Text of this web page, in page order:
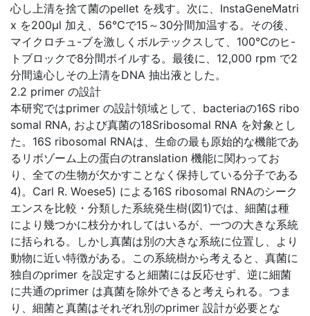
心し上清を捨て菌のpellet を残す。次に、InstaGeneMatri
x を200μl 加え、56℃で15～30分間加温する。その後、
マイクロチュ-ブを激しくボルテックスして、100℃のヒ-
トブロックで8分間ボイルする。最後に、12,000 rpm で2
分間遠心しその上清をDNA 抽出液とした。
2.2 primer の設計
本研究ではprimer の設計領域として、bacteriaの16S ribo
somal RNA, および真菌の18Sribosomal RNA を対象とし
た。16S ribosomal RNAは、生命の最も原始的な機能であ
るリボゾーム上の蛋白のtranslation 機能に関わってお
り、全ての生物が欠かすことなく保持している分子である
4)。Carl R. Woese5) による16S ribosomal RNAのシーク
エンスを比較・分類した系統発生樹(図1)では、細菌は種
により幾つかに枝分かれしてはいるが、一つの大きな系統
に括られる。しかし真菌は別の大きな系統に位置し、より
動物に近い特徴がある。この系統樹から考えると、真菌に
独自のprimer を設定すると細菌には反応せず、逆に細菌
に共通のprimer は真菌を除外できると考えられる。つま
り、細菌と真菌はそれぞれ別のprimer 設計が必要とな